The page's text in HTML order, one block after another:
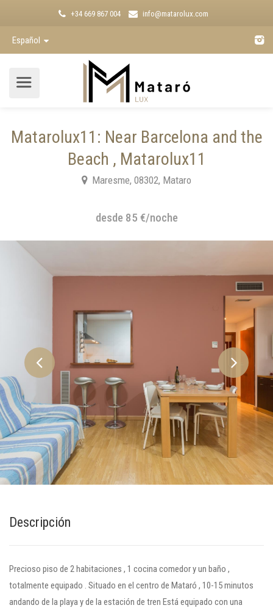
+34 669 867 004 info@matarolux.com
Español
Matarolux11: Near Barcelona and the
Beach , Matarolux11
Maresme, 08302, Mataro
desde 85 €/noche
Descripción
Precioso piso de 2 habitaciones , 1 cocina comedor y un baño ,
totalmente equipado . Situado en el centro de Mataró , 10-15 minutos
andando de la playa y de la estación de tren Está equipado con una